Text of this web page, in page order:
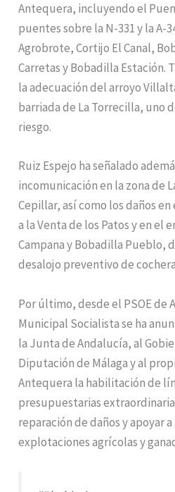
Antequera, incluyendo el
puentes sobre la N-331 y la A-
Agrobrote, Cortijo El Canal,
Carretas y Bobadilla Estación.
la adecuación del arroyo
barriada de La Torrecilla, uno
riesgo.
Ruiz Espejo ha señalado
incomunicación en la zona de
Cepillar, así como los daños
a la Venta de los Patos y en el
Campana y Bobadilla Pueblo,
desalojo preventivo de
Por último, desde el PSOE de
Municipal Socialista se ha
la Junta de Andalucía, al
Diputación de Málaga y al
Antequera la habilitación de
presupuestarias
reparación de daños y apoyar
explotaciones agrícolas y